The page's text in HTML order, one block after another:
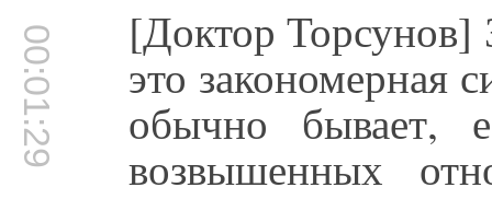
00:01:29 [Доктор
это закономерная
обычно бывает,
возвышенных